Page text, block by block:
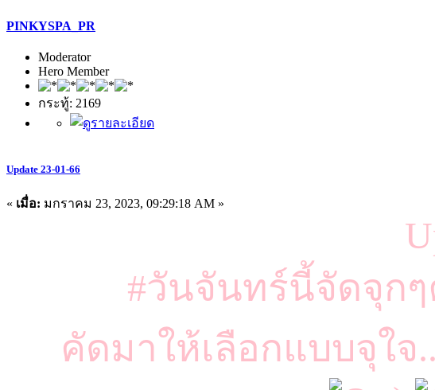
PINKYSPA_PR
Moderator
Hero Member
กระทู้: 2169
Update 23-01-66
« เมื่อ: มกราคม 23, 2023, 09:29:18 AM »
#วันจันทร์นี้จัดจุก
คัดมาให้เลือกแบบจุใ